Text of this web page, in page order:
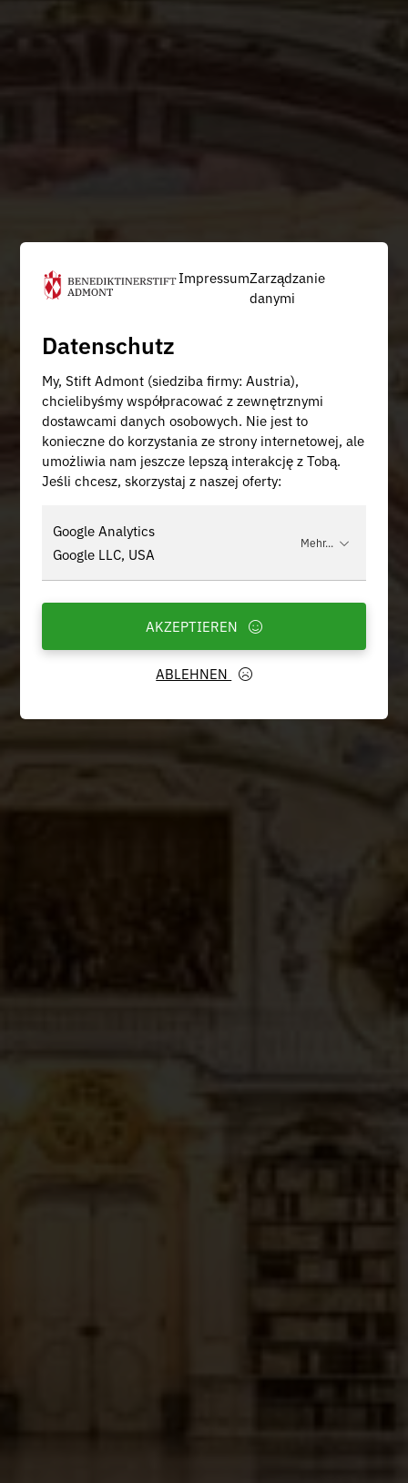
ImpressumZarządzanie
danymi
Datenschutz
My, Stift Admont (siedziba firmy: Austria),
chcielibyśmy współpracować z zewnętrznymi
dostawcami danych osobowych. Nie jest to
konieczne do korzystania ze strony internetowej, ale
umożliwia nam jeszcze lepszą interakcję z Tobą.
Jeśli chcesz, skorzystaj z naszej oferty:
Google Analytics
Google LLC, USA
Mehr...
ABLEHNEN
AKZEPTIEREN